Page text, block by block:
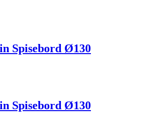
Spisebord Ø130
Spisebord Ø130